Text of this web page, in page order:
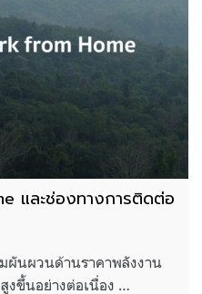
และช่องทางการติดต่อ
ผันผวนด้านราคาพลังงาน
งขึ้นอย่างต่อเนื่อง …